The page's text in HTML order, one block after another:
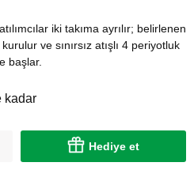
iki takıma ayrılır; belirlenen
ve sınırsız atışlı 4 periyotluk
başlar.
kadar
Hediye et